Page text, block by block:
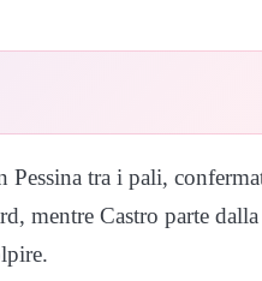
Pessina tra i pali,
mentre Castro parte